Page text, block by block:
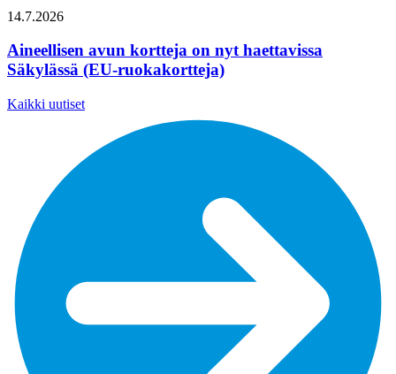
14.7.2026
Aineellisen avun kortteja on nyt haettavissa
Säkylässä (EU-ruokakortteja)
Kaikki uutiset